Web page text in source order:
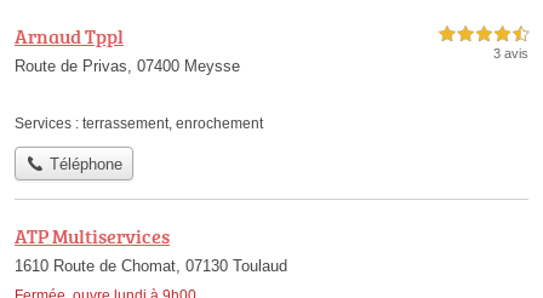
Arnaud Tppl
Route de Privas, 07400 Meysse
4,5 étoiles sur 5
3 avis
Services : terrassement, enrochement
Téléphone
ATP Multiservices
1610 Route de Chomat, 07130 Toulaud